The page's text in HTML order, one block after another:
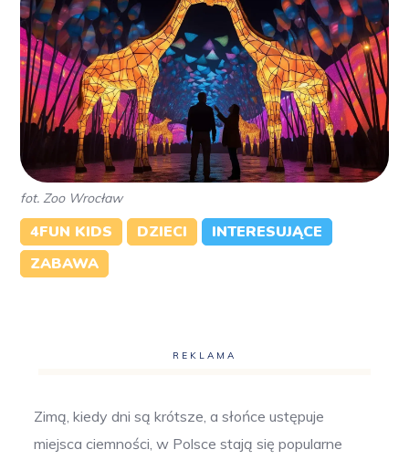
fot. Zoo Wrocław
4FUN KIDS DZIECI
INTERESUJĄCE
ZABAWA
REKLAMA
Zimą, kiedy dni są krótsze, a słońce ustępuje
miejsca ciemności, w Polsce stają się popularne